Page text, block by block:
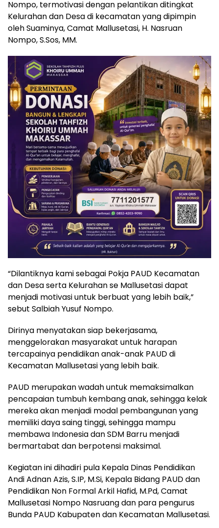
Nompo, termotivasi dengan pelantikan ditingkat
Kelurahan dan Desa di kecamatan yang dipimpin
oleh Suaminya, Camat Mallusetasi, H. Nasruan
Nompo, S.Sos, MM.
“Dilantiknya kami sebagai Pokja PAUD Kecamatan
dan Desa serta Kelurahan se Mallusetasi dapat
menjadi motivasi untuk berbuat yang lebih baik,”
sebut Salbiah Yusuf Nompo.
Dirinya menyatakan siap bekerjasama,
menggelorakan masyarakat untuk harapan
tercapainya pendidikan anak-anak PAUD di
Kecamatan Mallusetasi yang lebih baik.
PAUD merupakan wadah untuk memaksimalkan
pencapaian tumbuh kembang anak, sehingga kelak
mereka akan menjadi modal pembangunan yang
memiliki daya saing tinggi, sehingga mampu
membawa Indonesia dan SDM Barru menjadi
bermartabat dan berpotensi maksimal.
Kegiatan ini dihadiri pula Kepala Dinas Pendidikan
Andi Adnan Azis, S.IP, M.Si, Kepala Bidang PAUD dan
Pendidikan Non Formal Arkil Hafid, M.Pd, Camat
Mallusetasi Nompo Nasruang dan para pengurus
Bunda PAUD Kabupaten dan Kecamatan Mallusetasi.